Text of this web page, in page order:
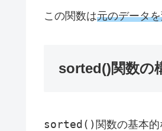
この関数は元のデータ
sorted()関数の
sorted() 関数の基本的